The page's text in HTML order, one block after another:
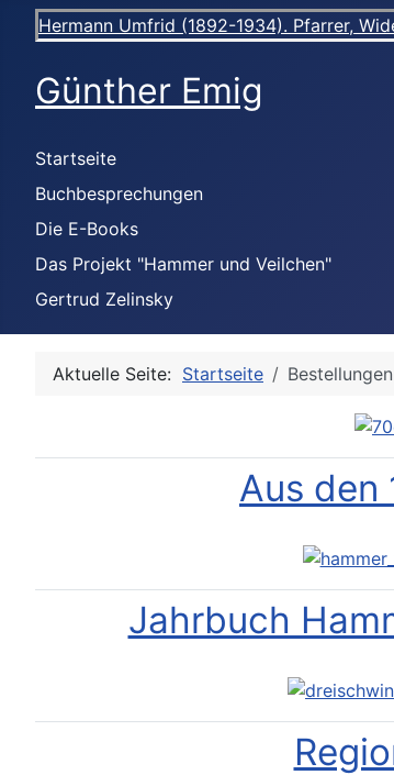
Hermann Umfrid (1892-1934). Pfarrer,
Günther Emig
Startseite
Buchbesprechungen
Die E-Books
Das Projekt "Hammer und Veilchen"
Gertrud Zelinsky
Aktuelle Seite: Startseite Bestellungen
Aus den
Jahrbuch